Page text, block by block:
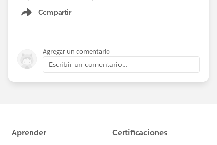
Compartir
Show menu
Agregar un comentario
Escribir un comentario...